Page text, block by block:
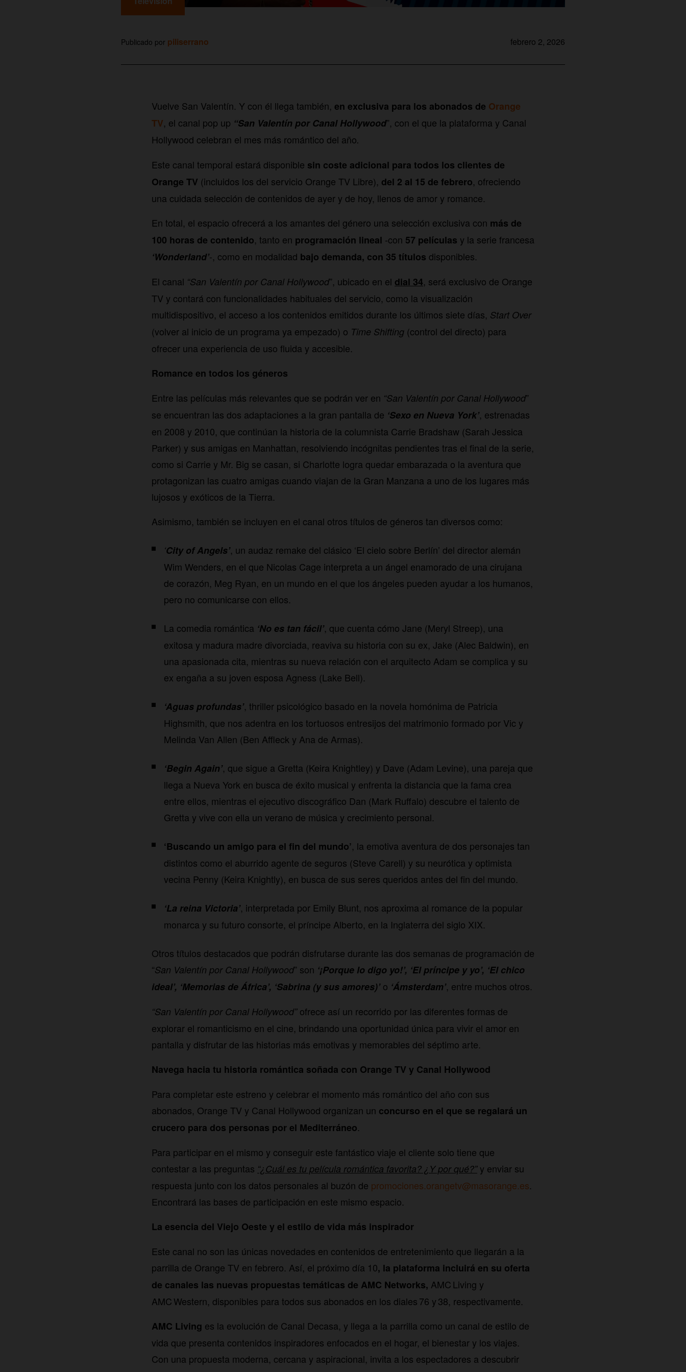
Publicado por piliserrano febrero 2, 2026
Vuelve San Valentín. Y con él llega también, en exclusiva para los abonados de Orange
TV, el canal pop up “San Valentín por Canal Hollywood”, con el que la plataforma y Canal
Hollywood celebran el mes más romántico del año.
Este canal temporal estará disponible sin coste adicional para todos los clientes de
Orange TV (incluidos los del servicio Orange TV Libre), del 2 al 15 de febrero, ofreciendo
una cuidada selección de contenidos de ayer y de hoy, llenos de amor y romance.
En total, el espacio ofrecerá a los amantes del género una selección exclusiva con más de
100 horas de contenido, tanto en programación lineal -con 57 películas y la serie francesa
‘Wonderland’-, como en modalidad bajo demanda, con 35 títulos disponibles.
El canal “San Valentín por Canal Hollywood”, ubicado en el dial 34, será exclusivo de Orange
TV y contará con funcionalidades habituales del servicio, como la visualización
multidispositivo, el acceso a los contenidos emitidos durante los últimos siete días, Start Over
(volver al inicio de un programa ya empezado) o Time Shifting (control del directo) para
ofrecer una experiencia de uso fluida y accesible.
Romance en todos los géneros
Entre las películas más relevantes que se podrán ver en “San Valentín por Canal Hollywood”
se encuentran las dos adaptaciones a la gran pantalla de ‘Sexo en Nueva York’, estrenadas
en 2008 y 2010, que continúan la historia de la columnista Carrie Bradshaw (Sarah Jessica
Parker) y sus amigas en Manhattan, resolviendo incógnitas pendientes tras el final de la serie,
como si Carrie y Mr. Big se casan, si Charlotte logra quedar embarazada o la aventura que
protagonizan las cuatro amigas cuando viajan de la Gran Manzana a uno de los lugares más
lujosos y exóticos de la Tierra.
Asimismo, también se incluyen en el canal otros títulos de géneros tan diversos como:
‘City of Angels’, un audaz remake del clásico ‘El cielo sobre Berlín’ del director alemán
Wim Wenders, en el que Nicolas Cage interpreta a un ángel enamorado de una cirujana
de corazón, Meg Ryan, en un mundo en el que los ángeles pueden ayudar a los humanos,
pero no comunicarse con ellos.
La comedia romántica ‘No es tan fácil’, que cuenta cómo Jane (Meryl Streep), una
exitosa y madura madre divorciada, reaviva su historia con su ex, Jake (Alec Baldwin), en
una apasionada cita, mientras su nueva relación con el arquitecto Adam se complica y su
ex engaña a su joven esposa Agness (Lake Bell).
‘Aguas profundas’, thriller psicológico basado en la novela homónima de Patricia
Highsmith, que nos adentra en los tortuosos entresijos del matrimonio formado por Vic y
Melinda Van Allen (Ben Affleck y Ana de Armas).
‘Begin Again’, que sigue a Gretta (Keira Knightley) y Dave (Adam Levine), una pareja que
llega a Nueva York en busca de éxito musical y enfrenta la distancia que la fama crea
entre ellos, mientras el ejecutivo discográfico Dan (Mark Ruffalo) descubre el talento de
Gretta y vive con ella un verano de música y crecimiento personal.
‘Buscando un amigo para el fin del mundo’, la emotiva aventura de dos personajes tan
distintos como el aburrido agente de seguros (Steve Carell) y su neurótica y optimista
vecina Penny (Keira Knightly), en busca de sus seres queridos antes del fin del mundo.
‘La reina Victoria’, interpretada por Emily Blunt, nos aproxima al romance de la popular
monarca y su futuro consorte, el príncipe Alberto, en la Inglaterra del siglo XIX.
Otros títulos destacados que podrán disfrutarse durante las dos semanas de programación de
“San Valentín por Canal Hollywood” son ‘¡Porque lo digo yo!’, ‘El príncipe y yo’, ‘El chico
ideal’, ‘Memorias de África’, ‘Sabrina (y sus amores)’ o ‘Ámsterdam’, entre muchos otros.
“San Valentín por Canal Hollywood” ofrece así un recorrido por las diferentes formas de
explorar el romanticismo en el cine, brindando una oportunidad única para vivir el amor en
pantalla y disfrutar de las historias más emotivas y memorables del séptimo arte.
Navega hacia tu historia romántica soñada con Orange TV y Canal Hollywood
Para completar este estreno y celebrar el momento más romántico del año con sus
abonados, Orange TV y Canal Hollywood organizan un concurso en el que se regalará un
crucero para dos personas por el Mediterráneo.
Para participar en el mismo y conseguir este fantástico viaje el cliente solo tiene que
contestar a las preguntas “¿Cuál es tu película romántica favorita? ¿Y por qué?”y enviar su
respuesta junto con los datos personales al buzón de promociones.orangetv@masorange.es.
Encontrará las bases de participación en este mismo espacio.
La esencia del Viejo Oeste y el estilo de vida más inspirador
Este canal no son las únicas novedades en contenidos de entretenimiento que llegarán a la
parrilla de Orange TV en febrero. Así, el próximo día 10, la plataforma incluirá en su oferta
de canales las nuevas propuestas temáticas de AMC Networks, AMC Living y
AMC Western, disponibles para todos sus abonados en los diales 76 y 38, respectivamente.
AMC Living es la evolución de Canal Decasa, y llega a la parrilla como un canal de estilo de
vida que presenta contenidos inspiradores enfocados en el hogar, el bienestar y los viajes.
Con una propuesta moderna, cercana y aspiracional, invita a los espectadores a descubrir